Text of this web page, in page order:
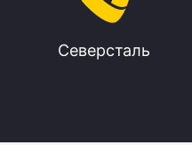
Северсталь